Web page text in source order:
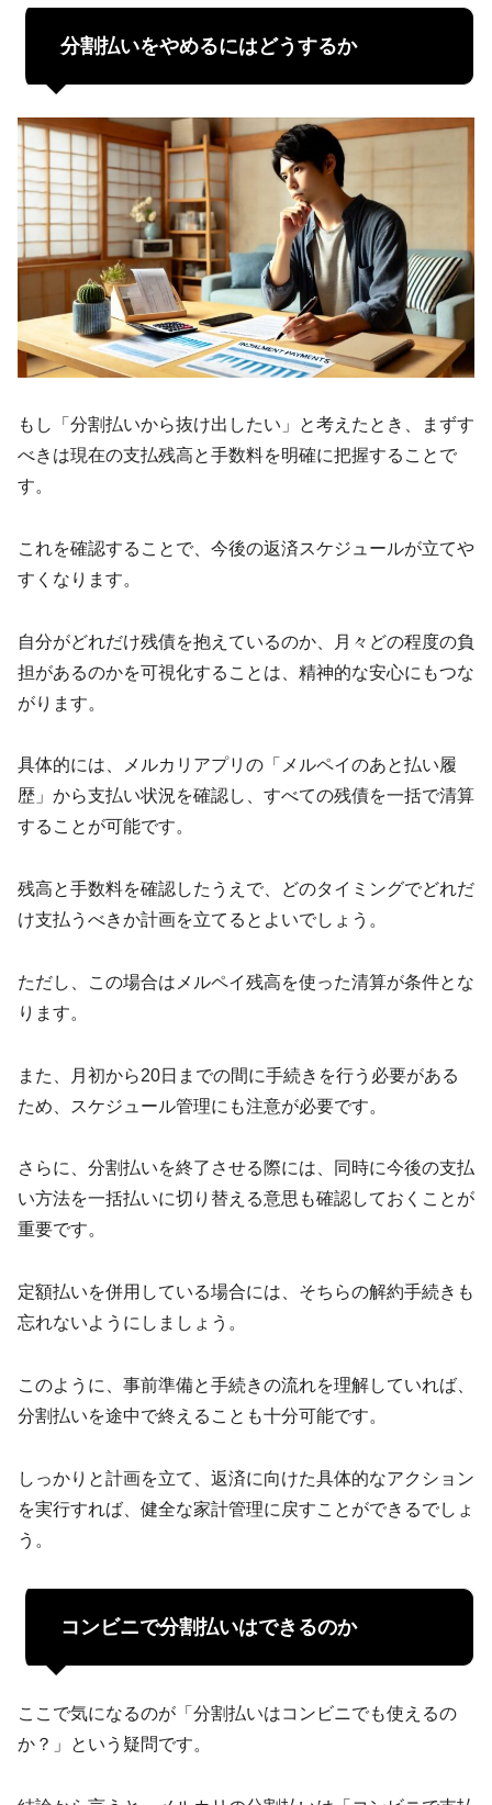
分割払いをやめるにはどうするか
もし「分割払いから抜け出したい」と考えたとき、まずす
べきは現在の支払残高と手数料を明確に把握することで
す。
これを確認することで、今後の返済スケジュールが立てや
すくなります。
自分がどれだけ残債を抱えているのか、月々どの程度の負
担があるのかを可視化することは、精神的な安心にもつな
がります。
具体的には、メルカリアプリの「メルペイのあと払い履
歴」から支払い状況を確認し、すべての残債を一括で清算
することが可能です。
残高と手数料を確認したうえで、どのタイミングでどれだ
け支払うべきか計画を立てるとよいでしょう。
ただし、この場合はメルペイ残高を使った清算が条件とな
ります。
また、月初から20日までの間に手続きを行う必要がある
ため、スケジュール管理にも注意が必要です。
さらに、分割払いを終了させる際には、同時に今後の支払
い方法を一括払いに切り替える意思も確認しておくことが
重要です。
定額払いを併用している場合には、そちらの解約手続きも
忘れないようにしましょう。
このように、事前準備と手続きの流れを理解していれば、
分割払いを途中で終えることも十分可能です。
しっかりと計画を立て、返済に向けた具体的なアクション
を実行すれば、健全な家計管理に戻すことができるでしょ
う。
コンビニで分割払いはできるのか
ここで気になるのが「分割払いはコンビニでも使えるの
か？」という疑問です。